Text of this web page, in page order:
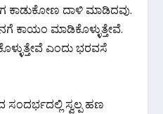
ಕಾಡುಕೋಣ ದಾಳಿ ಮಾಡಿದವು.
ಕಾಯಂ ಮಾಡಿಕೊಳ್ಳುತ್ತೇವೆ.
ಎಂದು ಭರವಸೆ
ಸ್ವಲ್ಪ ಹಣ